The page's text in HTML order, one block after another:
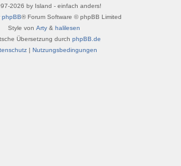
2026 by Island - einfach anders!
phpBB® Forum Software © phpBB Limited
Style von Arty & halilesen
Übersetzung durch phpBB.de
| Nutzungsbedingungen